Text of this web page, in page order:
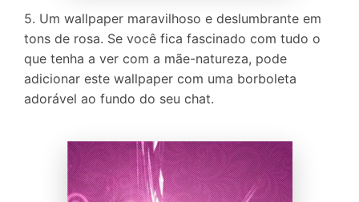
5. Um wallpaper maravilhoso e deslumbrante em
tons de rosa. Se você fica fascinado com tudo o
que tenha a ver com a mãe-natureza, pode
adicionar este wallpaper com uma borboleta
adorável ao fundo do seu chat.